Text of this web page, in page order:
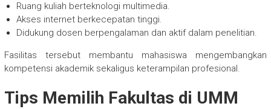
Ruang kuliah berteknologi multimedia.
Akses internet berkecepatan tinggi.
Didukung dosen berpengalaman dan aktif dalam penelitian.
Fasilitas tersebut membantu mahasiswa mengembangkan
kompetensi akademik sekaligus keterampilan profesional.
Tips Memilih Fakultas di UMM